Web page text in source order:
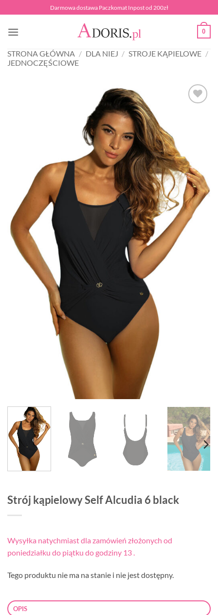
do
zawartości
Darmowa dostawa Paczkomat Inpost od 200zł
0
STRONA GŁÓWNA / DLA NIEJ / STROJE KĄPIELOWE /
JEDNOCZĘŚCIOWE
Strój kąpielowy Self Alcudia 6 black
Wysyłka natychmiast dla zamówień złożonych od
poniedziałku do piątku do godziny 13 .
Tego produktu nie ma na stanie i nie jest dostępny.
OPIS